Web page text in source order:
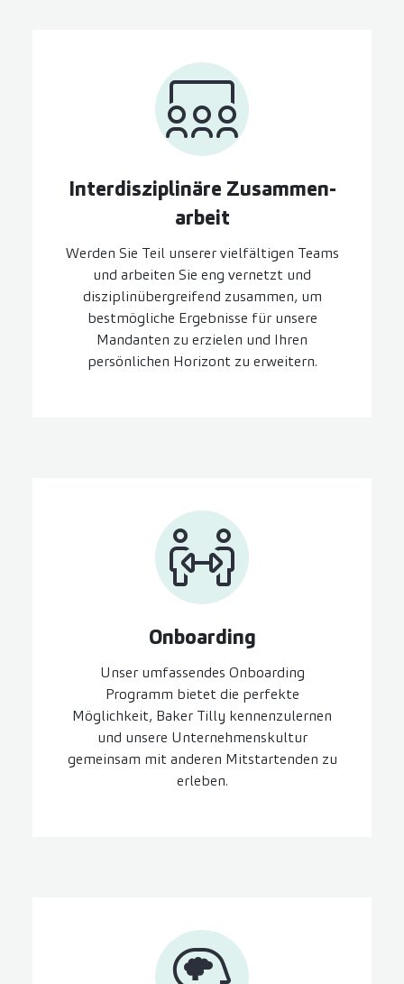
Inter­disziplinäre Zusammen­
arbeit
Werden Sie Teil unserer vielfältigen Teams
und arbeiten Sie eng vernetzt und
disziplinübergreifend zusammen, um
bestmögliche Ergebnisse für unsere
Mandanten zu erzielen und Ihren
persönlichen Horizont zu erweitern.
On­boarding
Unser umfassendes Onboarding
Programm bietet die perfekte
Möglichkeit, Baker Tilly kennenzulernen
und unsere Unternehmenskultur
gemeinsam mit anderen Mitstartenden zu
erleben.